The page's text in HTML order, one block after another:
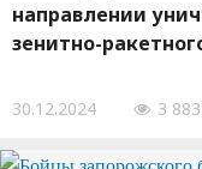
направлении
зенитно-
30.12.2024 3 883